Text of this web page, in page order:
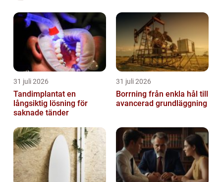
31 juli 2026
Tandimplantat en
långsiktig lösning för
saknade tänder
31 juli 2026
Borrning från enkla hål till
avancerad grundläggning